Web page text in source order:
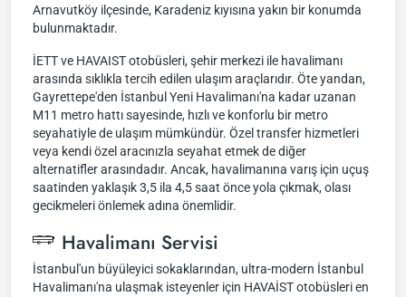
Arnavutköy ilçesinde, Karadeniz kıyısına yakın bir konumda
bulunmaktadır.
İETT ve HAVAIST otobüsleri, şehir merkezi ile havalimanı
arasında sıklıkla tercih edilen ulaşım araçlarıdır. Öte yandan,
Gayrettepe'den İstanbul Yeni Havalimanı'na kadar uzanan
M11 metro hattı sayesinde, hızlı ve konforlu bir metro
seyahatiyle de ulaşım mümkündür. Özel transfer hizmetleri
veya kendi özel aracınızla seyahat etmek de diğer
alternatifler arasındadır. Ancak, havalimanına varış için uçuş
saatinden yaklaşık 3,5 ila 4,5 saat önce yola çıkmak, olası
gecikmeleri önlemek adına önemlidir.
Havalimanı Servisi
İstanbul'un büyüleyici sokaklarından, ultra-modern İstanbul
Havalimanı'na ulaşmak isteyenler için HAVAİST otobüsleri en